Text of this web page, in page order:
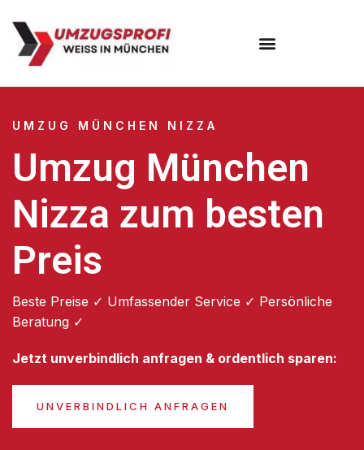
UMZUG MÜNCHEN NIZZA
Umzug München
Nizza zum besten
Preis
Beste Preise ✓ Umfassender Service ✓ Persönliche
Beratung ✓
Jetzt unverbindlich anfragen & ordentlich sparen:
UNVERBINDLICH ANFRAGEN